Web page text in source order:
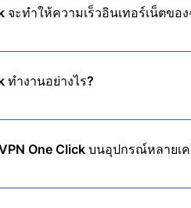
จะทำให้ความเร็วอินเทอร์เน็ตขอ
ความเร็วสูงของเราทำให้การท่องเว็
ทำงานอย่างไร?
ข้ารหัสการรับส่งข้อมูลทางอินเทอร์เ
One Click บนอุปกรณ์หลายเ
ชิกครั้งเดียวครอบคลุมอุปกรณ์หลายเ